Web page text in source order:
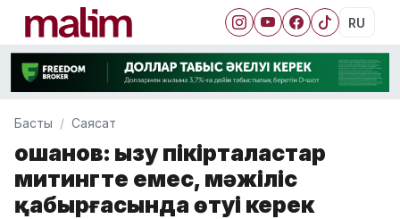
RU
Басты Саясат
Қошанов: Қызу пікірталастар
митингте емес, мәжіліс
қабырғасында өтуі керек